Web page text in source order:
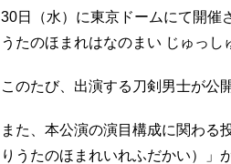
30日（水）に東京ドームにて開催
うたのほまれはなのまい じゅっし
このたび、出演する刀剣男士が公
また、本公演の演目構成に関わる
りうたのほまれいれふだかい）」